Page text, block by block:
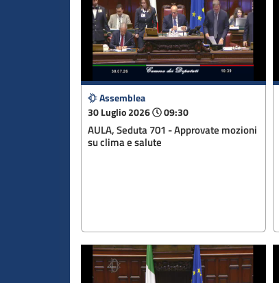
Assemblea
30 Luglio 2026
09:30
AULA, Seduta 701 - Approvate mozioni
su clima e salute